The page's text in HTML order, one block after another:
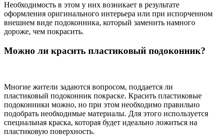
Необходимость в этом у них возникает в результате
оформления оригинального интерьера или при испорченном
внешнем виде подоконника, который заменить намного
дороже, чем покрасить.
Можно ли красить пластиковый подоконник?
Многие жители задаются вопросом, поддается ли
пластиковый подоконник покраске. Красить пластиковые
подоконники можно, но при этом необходимо правильно
подобрать необходимые материалы. Для этого используется
специальная краска, которая будет идеально ложиться на
пластиковую поверхность.